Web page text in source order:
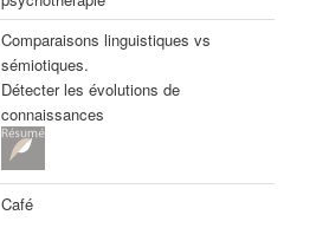
Comparaisons linguistiques vs
sémiotiques.
Détecter les évolutions de
connaissances
Café